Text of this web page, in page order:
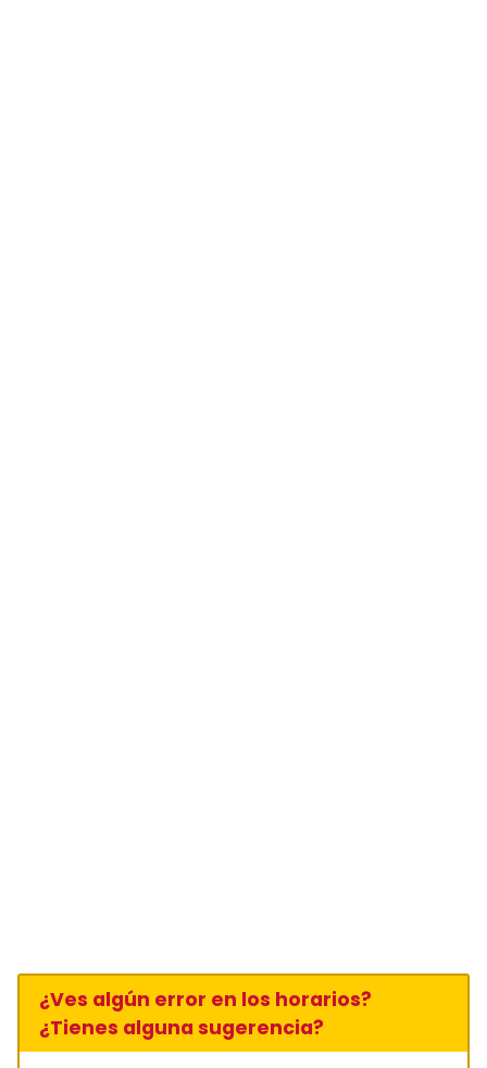
¿Ves algún error en los horarios?
¿Tienes alguna sugerencia?